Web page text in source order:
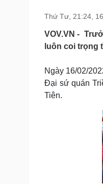
Pháp luật
Vụ án
Dinh dưỡng -
Làm đẹp - giảm
Phòng mạch
Thứ Tư, 21:24,
VOV.VN -
luôn coi trọng
Ngày 16/02/
Đại sứ quán
Tiên.